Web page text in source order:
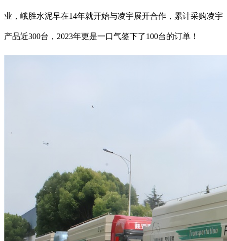
业，峨胜水泥早在14年就开始与凌宇展开合作，累计采购凌宇
产品近300台，2023年更是一口气签下了100台的订单！